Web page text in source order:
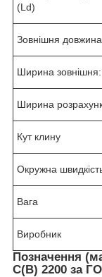
(Ld)
Зовнішня
Ширина
Ширина
Кут клину
Окружна
Вага
Виробник
Позначення
C(B) 2200 за